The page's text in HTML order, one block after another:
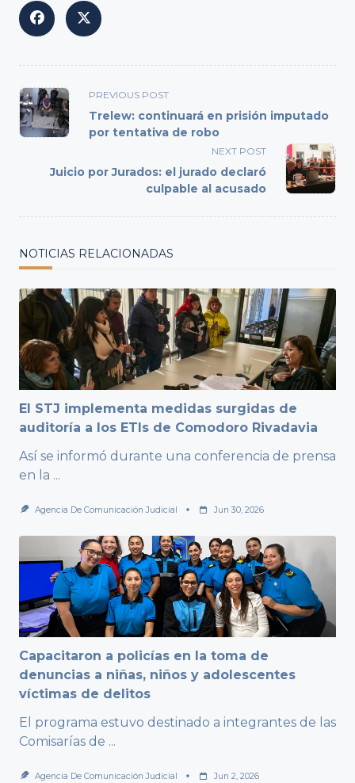
<span
class="nav-
subtitle
reader-
PREVIOUS POST
Trelew: continuará en prisión imputado
por tentativa de robo
NEXT POST
Juicio por Jurados: el jurado declaró
culpable al acusado
NOTICIAS RELACIONADAS
El STJ implementa medidas surgidas de
auditoría a los ETIs de Comodoro Rivadavia
Así se informó durante una conferencia de prensa
en la ...
Agencia De Comunicación Judicial Jun 30, 2026
Capacitaron a policías en la toma de
denuncias a niñas, niños y adolescentes
víctimas de delitos
El programa estuvo destinado a integrantes de las
Comisarías de ...
Agencia De Comunicación Judicial Jun 2, 2026